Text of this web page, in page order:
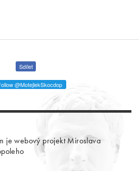
Sdílet
@MotejlekSkocdop
je webový projekt Miroslava